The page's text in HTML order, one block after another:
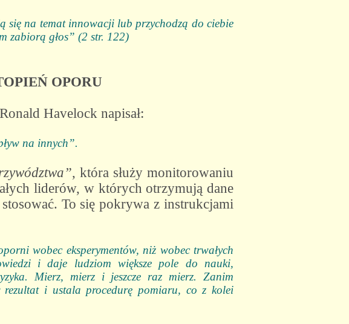
się na temat innowacji lub przychodzą do ciebie
zabiorą głos” (2 str. 122)
OPORU
Havelock napisał:
na innych”.
, która służy monitorowaniu
liderów, w których otrzymują dane
To się pokrywa z instrukcjami
wobec eksperymentów, niż wobec trwałych
i daje ludziom większe pole do nauki,
Mierz, mierz i jeszcze raz mierz. Zanim
rezultat i ustala procedurę pomiaru, co z kolei